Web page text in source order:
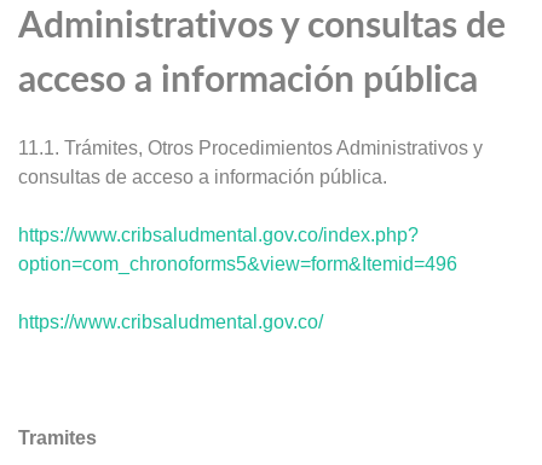
Administrativos y consultas de
acceso a información pública
11.1. Trámites, Otros Procedimientos Administrativos y
consultas de acceso a información pública.
https://www.cribsaludmental.gov.co/index.php?
option=com_chronoforms5&view=form&Itemid=496
https://www.cribsaludmental.gov.co/
Tramites